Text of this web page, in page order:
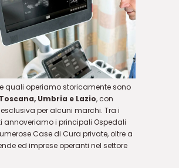
quali operiamo storicamente sono
Umbria e Lazio, con
per alcuni marchi. Tra i
annoveriamo i principali Ospedali
Case di Cura private, oltre a
ed imprese operanti nel settore